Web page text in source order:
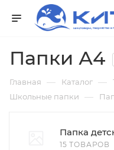
Папки А4
Главная — Каталог —
Школьные папки —
Папка
15 ТОВАРОВ